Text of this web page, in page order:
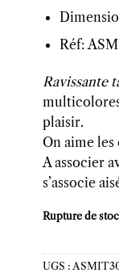
Réf:
Ravissante
plaisir.
On aime les
A associer
s’associe
Rupture de
UGS :